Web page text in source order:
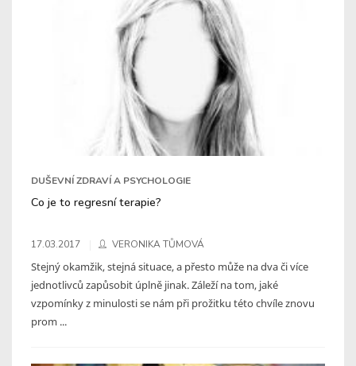
DUŠEVNÍ ZDRAVÍ A PSYCHOLOGIE
Co je to regresní terapie?
17.03.2017 VERONIKA TŮMOVÁ
Stejný okamžik, stejná situace, a přesto může na dva či více
jednotlivců zapůsobit úplně jinak. Záleží na tom, jaké
vzpomínky z minulosti se nám při prožitku této chvíle znovu
prom ...